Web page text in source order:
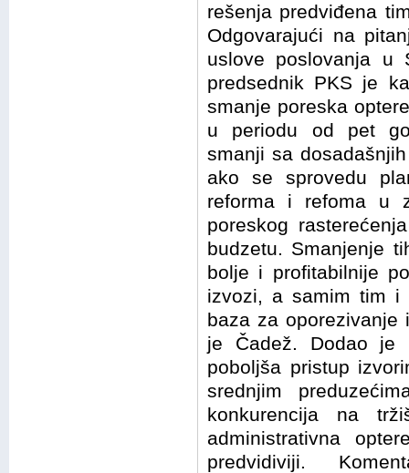
rešenja predviđena
Odgovarajući na
uslove poslovanja u
predsednik PKS je
smanje poreska
u periodu od pet
smanji sa
ako se sprovedu
reforma i refoma u
poreskog
budzetu. Smanjenje
bolje i profitabilnije
izvozi, a samim tim i
baza za oporezivanje
je Čadež. Dodao
poboljša pristup
srednjim
konkurencija na
administrativna
predvidiviji.